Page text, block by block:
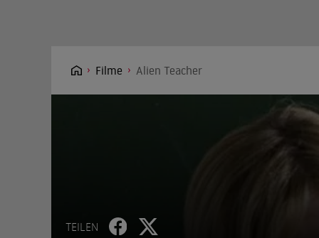
Filme Alien Teacher
TEILEN